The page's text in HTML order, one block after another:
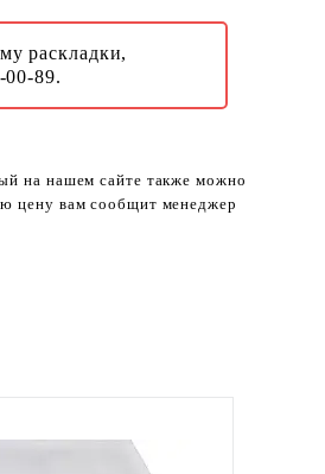
раскладки,
89.
на нашем сайте также можно
цену вам сообщит менеджер